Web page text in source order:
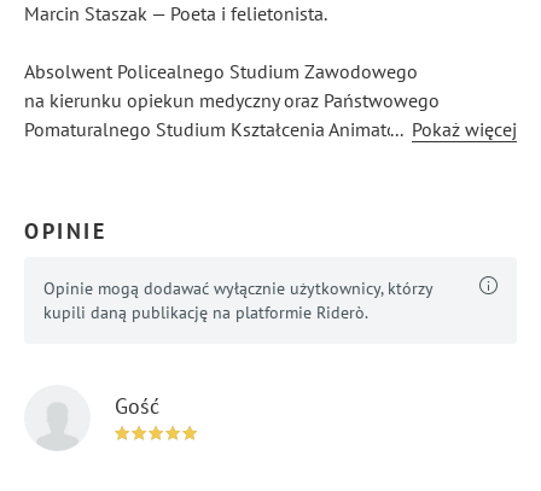
Marcin Staszak — Poeta i felietonista.
Absolwent Policealnego Studium Zawodowego
na kierunku opiekun medyczny oraz Państwowego
Pomaturalnego Studium Kształcenia Animatorów Kultury
Wiceprezes Zarządu Ogólnopolskiego Związku
Pomocy Społecznych.
... Pokaż więcej
OPINIE
Opinie mogą dodawać wyłącznie użytkownicy, którzy
kupili daną publikację na platformie Riderò.
Gość